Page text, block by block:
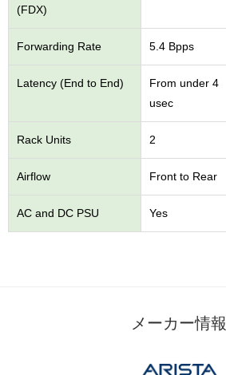
(FDX)
Forwarding Rate 5.4 Bpps
Latency (End to End)
From under 4
usec
Rack Units 2
Airflow Front to Rear
AC and DC PSU Yes
メーカー情報